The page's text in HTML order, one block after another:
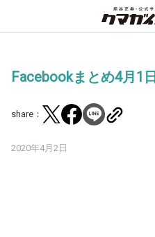
Facebookまとめ4月1日
share：
2020年4月2日